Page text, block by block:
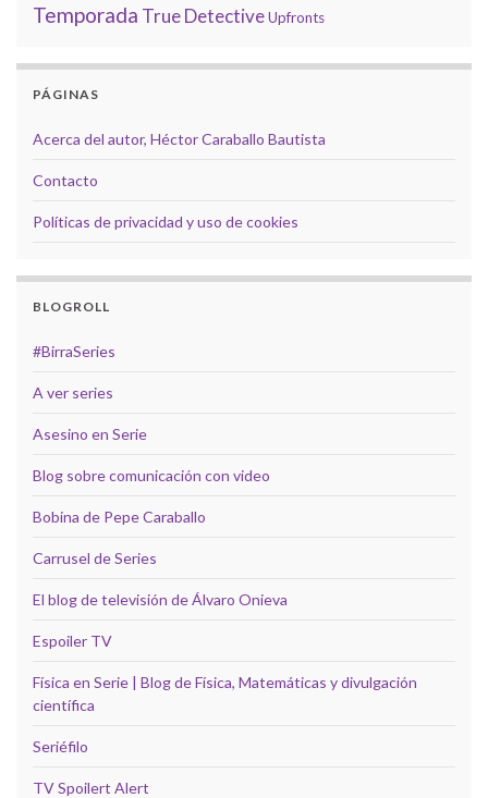
Temporada True DetectiveUpfronts
PÁGINAS
Acerca del autor, Héctor Caraballo Bautista
Contacto
Políticas de privacidad y uso de cookies
BLOGROLL
#BirraSeries
A ver series
Asesino en Serie
Blog sobre comunicación con video
Bobina de Pepe Caraballo
Carrusel de Series
El blog de televisión de Álvaro Onieva
Espoiler TV
Física en Serie | Blog de Física, Matemáticas y divulgación
científica
Seriéfilo
TV Spoilert Alert